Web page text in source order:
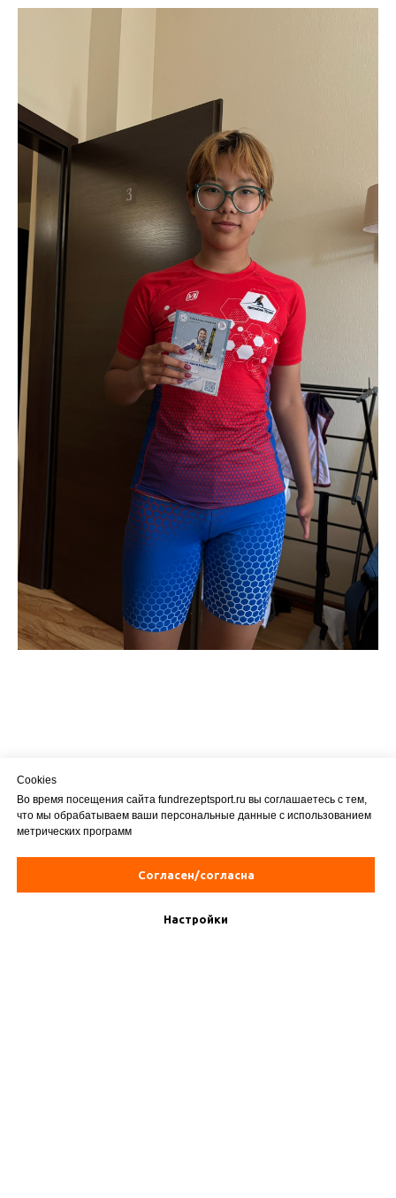
Cookies
Во время посещения сайта fundrezeptsport.ru вы соглашаетесь с тем,
что мы обрабатываем ваши персональные данные с использованием
метрических программ
Согласен/согласна
Настройки